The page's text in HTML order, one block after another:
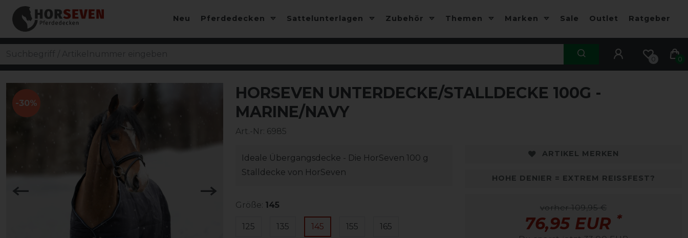
Neu Pferdedecken Sattelunterlagen Zubehör Themen Marken Sale Outlet Ratgeber
0 0
-30%
HORSEVEN UNTERDECKE/STALLDECKE 100G -
MARINE/NAVY
Art.-Nr: 6985
Ideale Übergangsdecke - Die HorSeven 100 g
Stalldecke von HorSeven
Größe: 145
125 135 145 155 165
ARTIKEL MERKEN
HOHE DENIER = EXTREM REISSFEST?
vorher 109,95 €
76,95 EUR *